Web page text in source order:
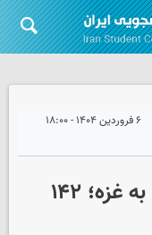
۶ فروردین ۱۴۰۴ - ۱۸:۰۰
روز نهم تجاوز صهیونیست‌ها به غزه؛ ۱۴۲